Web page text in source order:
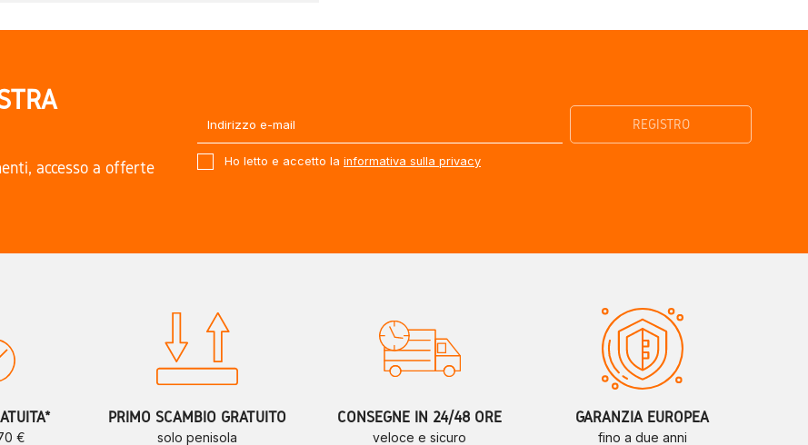
accesso a offerte
Ho letto e accetto la informativa sulla privacy
€
PRIMO SCAMBIO GRATUITO
solo penisola
CONSEGNE IN 24/48 ORE
veloce e sicuro
GARANZIA EUROPEA
fino a due anni